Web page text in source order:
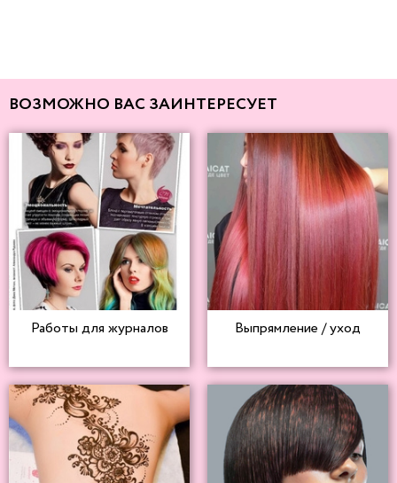
ВОЗМОЖНО ВАС ЗАИНТЕРЕСУЕТ
Работы для журналов Выпрямление / уход